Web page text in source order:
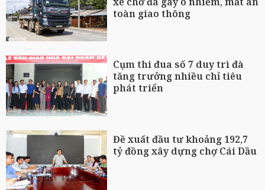
toàn giao thông
Cụm thi đua số 7 duy trì đà
tăng trưởng nhiều chỉ tiêu
phát triển
Đề xuất đầu tư khoảng 192,7
tỷ đồng xây dựng chợ Cái Dầu